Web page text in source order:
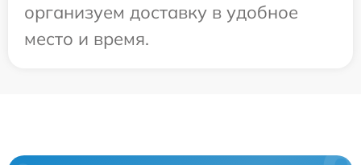
организуем доставку в удобное
место и время.